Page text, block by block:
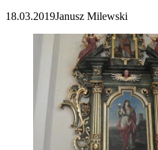
18.03.2019Janusz Milewski